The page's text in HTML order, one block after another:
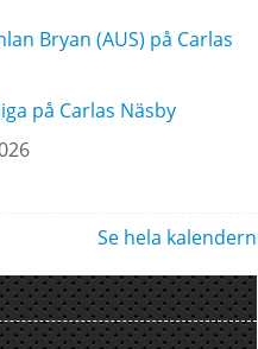
Bryan (AUS) på Carlas
på Carlas Näsby
Se hela kalendern